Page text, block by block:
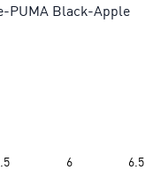
PUMA Black-Apple
6 6.5